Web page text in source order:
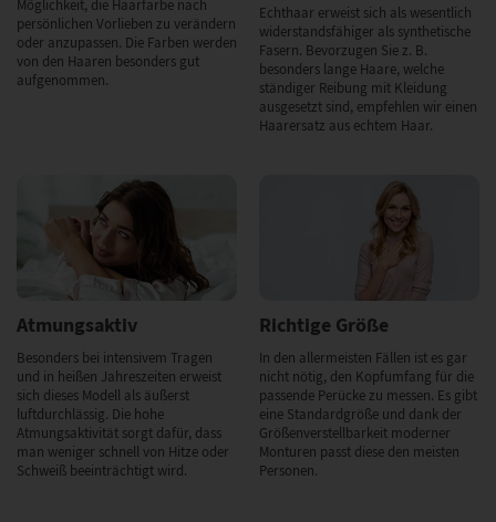
Möglichkeit, die Haarfarbe nach
persönlichen Vorlieben zu verändern
oder anzupassen. Die Farben werden
von den Haaren besonders gut
aufgenommen.
Echthaar erweist sich als wesentlich
widerstandsfähiger als synthetische
Fasern. Bevorzugen Sie z. B.
besonders lange Haare, welche
ständiger Reibung mit Kleidung
ausgesetzt sind, empfehlen wir einen
Haarersatz aus echtem Haar.
Atmungsaktiv
Besonders bei intensivem Tragen
und in heißen Jahreszeiten erweist
sich dieses Modell als äußerst
luftdurchlässig. Die hohe
Atmungsaktivität sorgt dafür, dass
man weniger schnell von Hitze oder
Schweiß beeinträchtigt wird.
Richtige Größe
In den allermeisten Fällen ist es gar
nicht nötig, den Kopfumfang für die
passende Perücke zu messen. Es gibt
eine Standardgröße und dank der
Größenverstellbarkeit moderner
Monturen passt diese den meisten
Personen.